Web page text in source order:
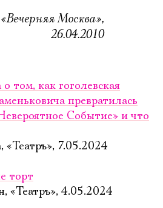
Москва»,
26.04.2010
том, как гоголевская
превратилась
Событие» и что
7.05.2024
торт
«Театръ», 4.05.2024